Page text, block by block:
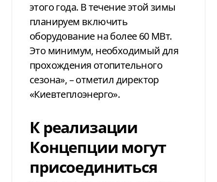
этого года. В течение этой зимы
планируем включить
оборудование на более 60 МВт.
Это минимум, необходимый для
прохождения отопительного
сезона», – отметил директор
«Киевтеплоэнерго».
К реализации
Концепции могут
присоединиться